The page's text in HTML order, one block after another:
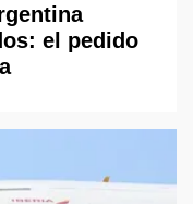
el pedido